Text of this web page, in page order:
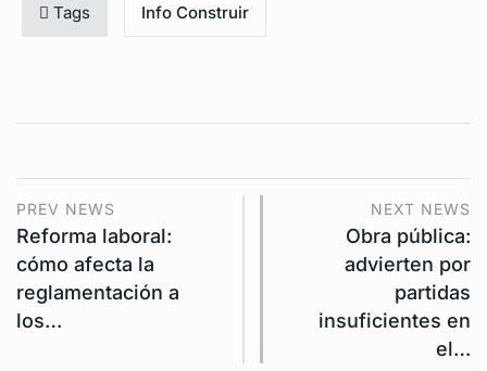
Tags Info Construir
PREV NEWS
Reforma laboral:
cómo afecta la
reglamentación a
los…
NEXT NEWS
Obra pública:
advierten por
partidas
insuficientes en
el…